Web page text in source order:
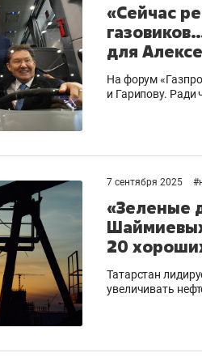
«Сейчас
для
На форум
и Гарипову. Ради
7 сентября 2025 #
«Зеленые
20
Татарстан
увеличивать